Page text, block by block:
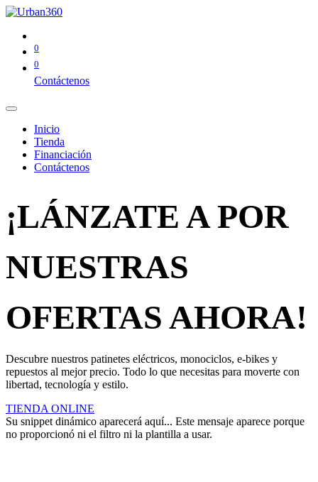
0
0
Contáctenos
Inicio
Tienda
Financiación
Contáctenos
¡LÁNZATE A POR
NUESTRAS
OFERTAS AHORA!
Descubre nuestros patinetes eléctricos, monociclos, e-bikes y
repuestos al mejor precio. Todo lo que necesitas para moverte con
libertad, tecnología y estilo.
TIENDA ONLINE
Su snippet dinámico aparecerá aquí... Este mensaje aparece porque
no proporcionó ni el filtro ni la plantilla a usar.